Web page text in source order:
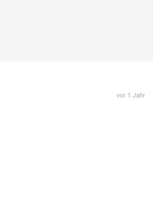
vor 1 Jahr